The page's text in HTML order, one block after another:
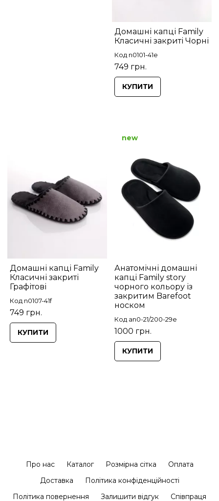
Домашні капці Family
Класичні закриті Чорні
Код n0101-41e
749 грн.
КУПИТИ
Домашні капці Family
Класичні закриті
Графітові
Код n0107-41f
749 грн.
КУПИТИ
Анатомічні домашні
капці Family story
чорного кольору із
закритим Barefoot
носком
Код an0-21/200-29e
1000 грн.
new
КУПИТИ
Про нас Каталог Розмірна сітка
Оплата
Доставка
Політика конфіденційності
Політика повернення
Залишити відгук Співпраця